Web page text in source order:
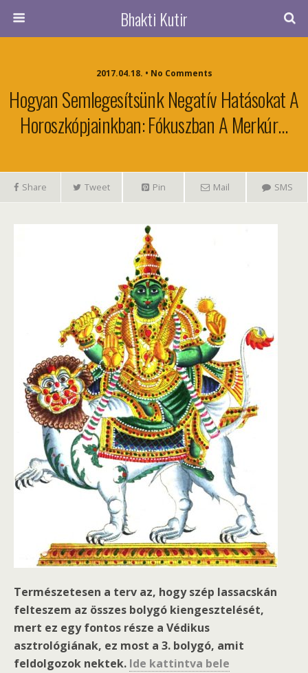
Bhakti Kutir
2017.04.18. • No Comments
Hogyan Semlegesítsünk Negatív Hatásokat A
Horoszkópjainkban: Fókuszban A Merkúr…
Share Tweet Pin Mail SMS
Természetesen a terv az, hogy szép lassacskán
felteszem az összes bolygó kiengesztelését,
mert ez egy fontos része a Védikus
asztrológiának, ez most a 3. bolygó, amit
feldolgozok nektek. Ide kattintva bele